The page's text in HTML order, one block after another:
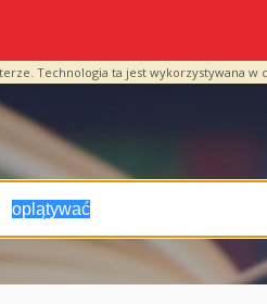
Technologia ta jest wykorzystywana